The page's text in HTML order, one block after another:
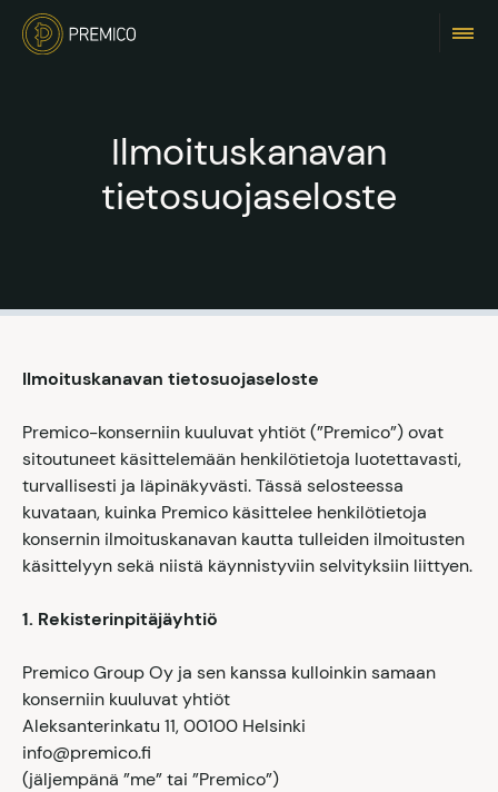
Ilmoituskanavan
tietosuojaseloste
Ilmoituskanavan tietosuojaseloste
Premico-konserniin kuuluvat yhtiöt (”Premico”) ovat
sitoutuneet käsittelemään henkilötietoja luotettavasti,
turvallisesti ja läpinäkyvästi. Tässä selosteessa
kuvataan, kuinka Premico käsittelee henkilötietoja
konsernin ilmoituskanavan kautta tulleiden ilmoitusten
käsittelyyn sekä niistä käynnistyviin selvityksiin liittyen.
1. Rekisterinpitäjäyhtiö
Premico Group Oy ja sen kanssa kulloinkin samaan
konserniin kuuluvat yhtiöt
Aleksanterinkatu 11, 00100 Helsinki
info@premico.fi
(jäljempänä ”me” tai ”Premico”)